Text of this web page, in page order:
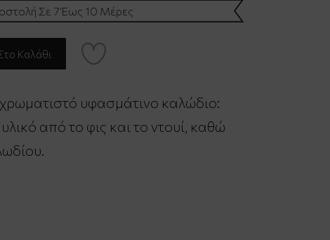
Σε 7 Έως 10 Μέρες
υφασμάτινο καλώδιο:
από το φις και το ντουί, καθώ